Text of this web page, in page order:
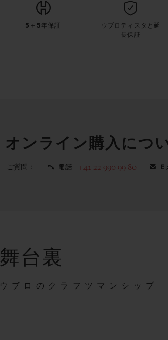
5＋5年保証
ウブロティスタと延
長保証
オンライン購入につ
ご質問： 電話 +41 22 990 99 80 E
舞台裏
ウブロのクラフツマンシップ